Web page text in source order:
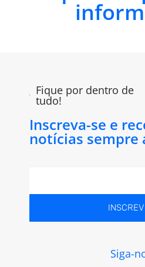
Fique por dentro de
tudo!
Inscreva-se e
notícias sempre
Siga-